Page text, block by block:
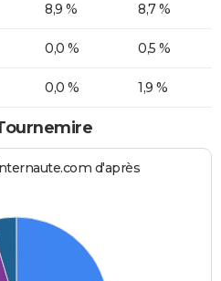
8,9 % 8,7 %
0,0 % 0,5 %
0,0 % 1,9 %
d'après